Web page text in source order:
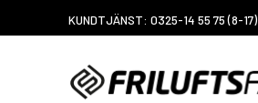
KUNDTJÄNST: 0325-14 55 75 (8-17)